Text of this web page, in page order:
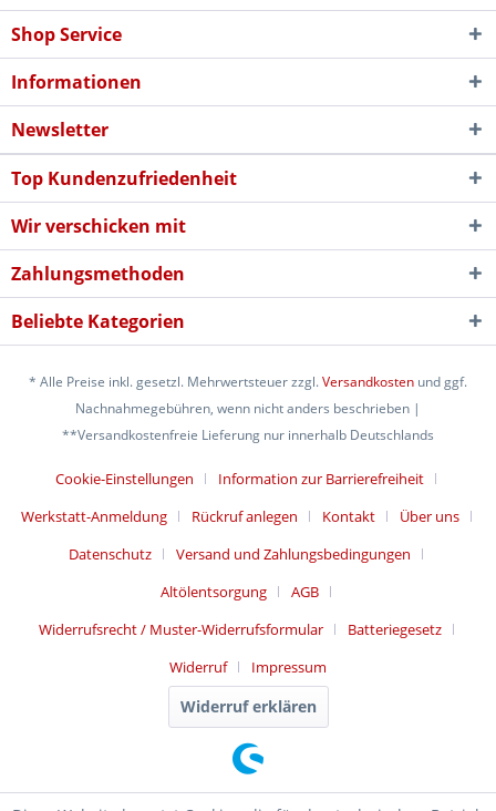
Shop Service
Informationen
Newsletter
Top Kundenzufriedenheit
Wir verschicken mit
Zahlungsmethoden
Beliebte Kategorien
* Alle Preise inkl. gesetzl. Mehrwertsteuer zzgl.Versandkosten und ggf.
Nachnahmegebühren, wenn nicht anders beschrieben |
**Versandkostenfreie Lieferung nur innerhalb Deutschlands
Cookie-Einstellungen
Information zur Barrierefreiheit
Werkstatt-Anmeldung
Rückruf anlegen Kontakt
Über uns
Datenschutz
Versand und Zahlungsbedingungen
Altölentsorgung
AGB
Widerrufsrecht / Muster-Widerrufsformular
Batteriegesetz
Widerruf
Impressum
Widerruf erklären